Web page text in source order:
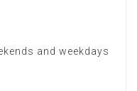
and weekdays